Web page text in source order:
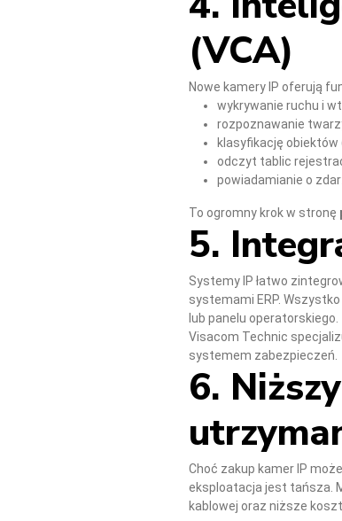
(VCA)
Nowe kamery IP oferują
wykrywanie ruchu i
rozpoznawanie
klasyfikację obiektów
odczyt tablic
powiadamianie o
To ogromny krok w stronę
5.
Systemy IP łatwo
systemami ERP.
lub panelu operatorskiego.
Visacom Technic
systemem zabezpieczeń.
6.
Choć zakup kamer IP
eksploatacja jest tańsza.
kablowej oraz niższe